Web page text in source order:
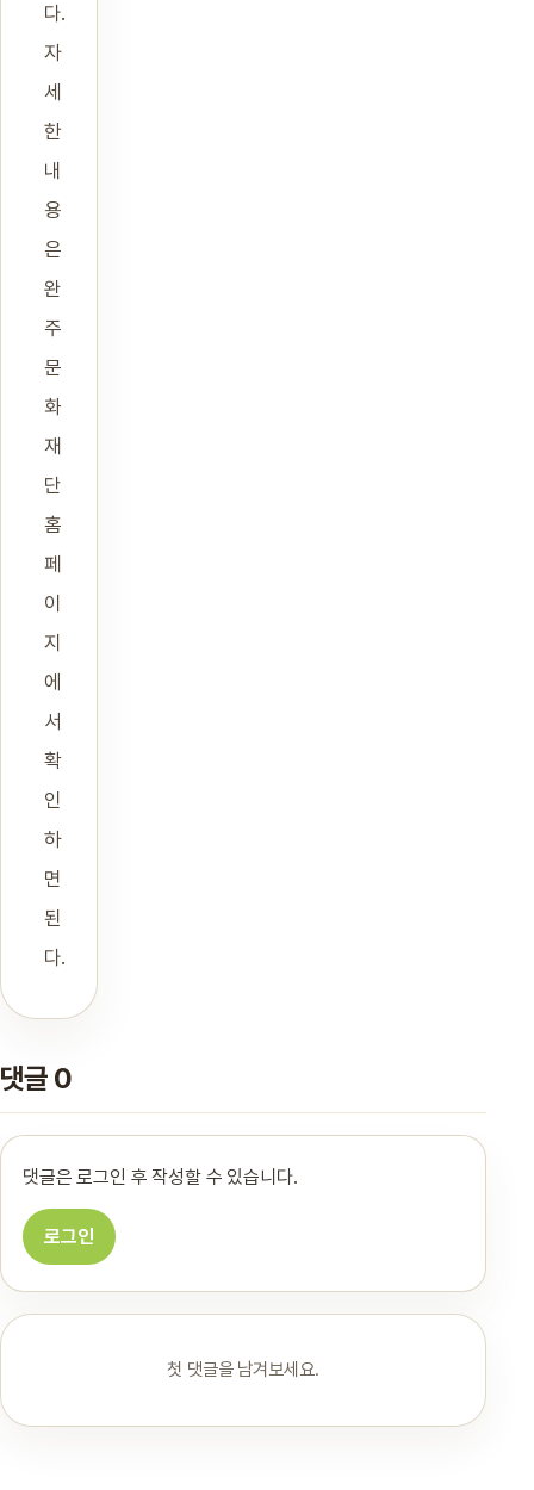
다.
자
세
한
내
용
은
완
주
문
화
재
단
홈
페
이
지
에
서
확
인
하
면
된
다.
댓글 0
댓글은 로그인 후 작성할 수 있습니다.
로그인
첫 댓글을 남겨보세요.